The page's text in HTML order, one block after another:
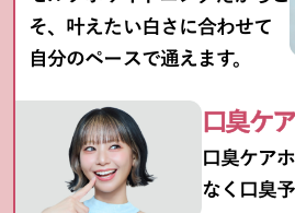
そ、叶えたい白さに合わせて
自分のペースで通えます。
口臭ケ
口臭ケア
なく口臭